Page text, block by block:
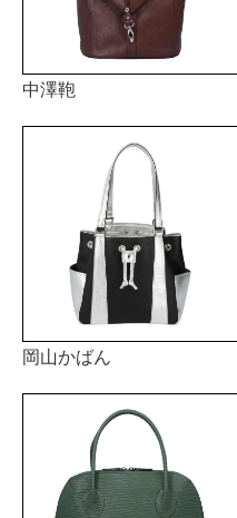
中澤鞄
岡山かばん